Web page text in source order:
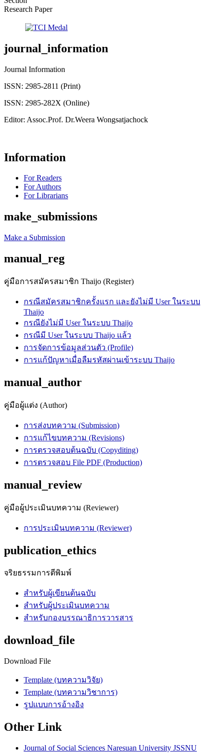
Research Paper
journal_information
Journal Information
ISSN: 2985-2811 (Print)
ISSN: 2985-282X (Online)
Editor: Assoc.Prof. Dr.Weera Wongsatjachock
Information
For Readers
For Authors
For Librarians
make_submissions
Make a Submission
manual_reg
คู่มือการสมัครสมาชิก Thaijo (Register)
กรณีสมัครสมาชิกครั้งแรก และยังไม่มี User ในระบบ
Thaijo
กรณียังไม่มี User ในระบบ Thaijo
กรณีมี User ในระบบ Thaijo แล้ว
การจัดการข้อมูลส่วนตัว (Profile)
การแก้ปัญหาเมื่อลืมรหัสผ่านเข้าระบบ Thaijo
manual_author
คู่มือผู้แต่ง (Author)
การส่งบทความ (Submission)
การแก้ไขบทความ (Revisions)
การตรวจสอบต้นฉบับ (Copyditing)
การตรวจสอบ File PDF (Production)
manual_review
คู่มือผู้ประเมินบทความ (Reviewer)
การประเมินบทความ (Reviewer)
publication_ethics
จริยธรรมการตีพิมพ์
สำหรับผู้เขียนต้นฉบับ
สำหรับผู้ประเมินบทความ
สำหรับกองบรรณาธิการวารสาร
download_file
Download File
Template (บทความวิจัย)
Template (บทความวิชาการ)
รูปแบบการอ้างอิง
Other Link
Journal of Social Sciences Naresuan University JSSNU